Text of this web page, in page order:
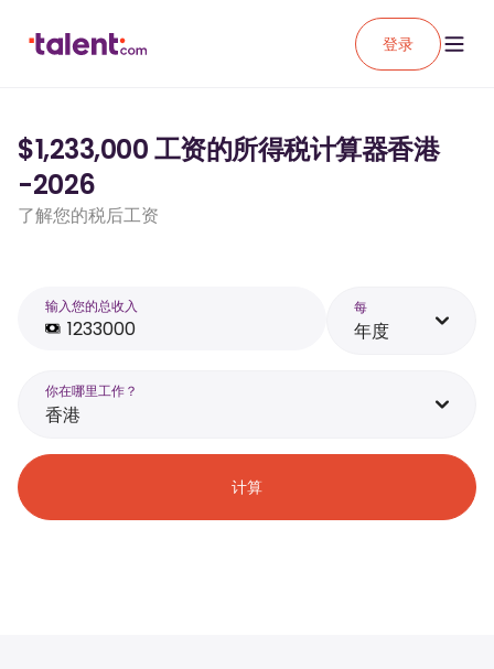
登录
$1,233,000 工资的所得税计算器香港
-2026
了解您的税后工资
输入您的总收入 每
年度
你在哪里工作？
香港
计算